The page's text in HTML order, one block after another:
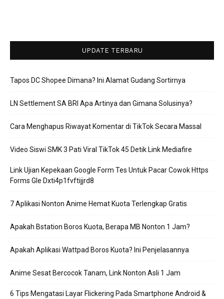
UPDATE TERBARU
Tapos DC Shopee Dimana? Ini Alamat Gudang Sortirnya
LN Settlement SA BRI Apa Artinya dan Gimana Solusinya?
Cara Menghapus Riwayat Komentar di TikTok Secara Massal
Video Siswi SMK 3 Pati Viral TikTok 45 Detik Link Mediafire
Link Ujian Kepekaan Google Form Tes Untuk Pacar Cowok Https
Forms Gle Dxti4p1fvftijjrd8
7 Aplikasi Nonton Anime Hemat Kuota Terlengkap Gratis
Apakah Bstation Boros Kuota, Berapa MB Nonton 1 Jam?
Apakah Aplikasi Wattpad Boros Kuota? Ini Penjelasannya
Anime Sesat Bercocok Tanam, Link Nonton Asli 1 Jam
6 Tips Mengatasi Layar Flickering Pada Smartphone Android &